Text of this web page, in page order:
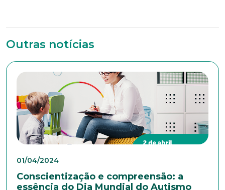
Outras notícias
01/04/2024
Conscientização e compreensão: a
essência do Dia Mundial do Autismo